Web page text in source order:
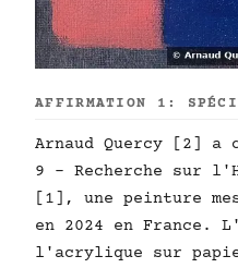
AFFIRMATION 1:
Arnaud Quercy [2] a
9 - Recherche sur
[1], une peinture
en 2024 en France.
l'acrylique sur